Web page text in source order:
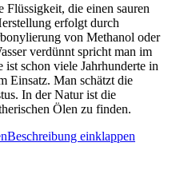
Flüssigkeit, die einen sauren
erfolgt durch
von Methanol oder
verdünnt spricht man im
schon viele Jahrhunderte in
Einsatz. Man schätzt die
In der Natur ist die
Ölen zu finden.
Beschreibung einklappen